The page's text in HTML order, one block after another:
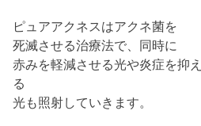
ピュアアクネスはアクネ菌を
死滅させる治療法で、同時に
赤みを軽減させる光や炎症を抑え
る
光も照射していきます。